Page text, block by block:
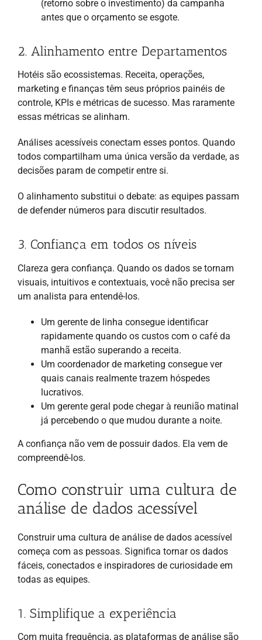
(retorno sobre o investimento) da campanha
antes que o orçamento se esgote.
2. Alinhamento entre Departamentos
Hotéis são ecossistemas. Receita, operações,
marketing e finanças têm seus próprios painéis de
controle, KPIs e métricas de sucesso. Mas raramente
essas métricas se alinham.
Análises acessíveis conectam esses pontos. Quando
todos compartilham uma única versão da verdade, as
decisões param de competir entre si.
O alinhamento substitui o debate: as equipes passam
de defender números para discutir resultados.
3. Confiança em todos os níveis
Clareza gera confiança. Quando os dados se tornam
visuais, intuitivos e contextuais, você não precisa ser
um analista para entendê-los.
Um gerente de linha consegue identificar
rapidamente quando os custos com o café da
manhã estão superando a receita.
Um coordenador de marketing consegue ver
quais canais realmente trazem hóspedes
lucrativos.
Um gerente geral pode chegar à reunião matinal
já percebendo o que mudou durante a noite.
A confiança não vem de possuir dados. Ela vem de
compreendê-los.
Como construir uma cultura de
análise de dados acessível
Construir uma cultura de análise de dados acessível
começa com as pessoas. Significa tornar os dados
fáceis, conectados e inspiradores de curiosidade em
todas as equipes.
1. Simplifique a experiência
Com muita frequência, as plataformas de análise são